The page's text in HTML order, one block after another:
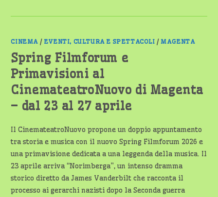
CINEMA / EVENTI, CULTURA E SPETTACOLI / MAGENTA
Spring Filmforum e
Primavisioni al
CinemateatroNuovo di Magenta
– dal 23 al 27 aprile
Il CinemateatroNuovo propone un doppio appuntamento
tra storia e musica con il nuovo Spring Filmforum 2026 e
una primavisione dedicata a una leggenda della musica. Il
23 aprile arriva “Norimberga”, un intenso dramma
storico diretto da James Vanderbilt che racconta il
processo ai gerarchi nazisti dopo la Seconda guerra